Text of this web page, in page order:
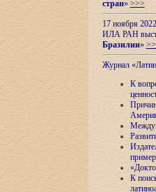
стран» >>>
17 ноября
ИЛА РАН
Бразилии»
Журнал
К
К